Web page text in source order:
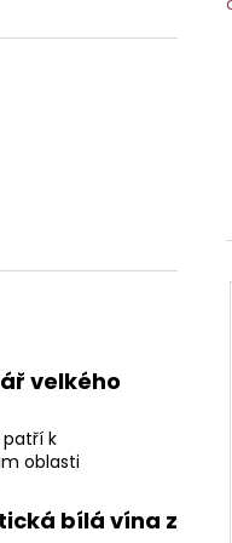
velkého
patří k
oblasti
bílá vína z